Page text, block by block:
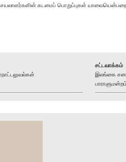
கடமைப் பொறுப்புகள் யாவையென்பதை
சட்டவாக்கம்
இலங்கை